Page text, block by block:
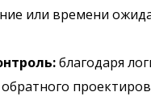
или времени
благодаря